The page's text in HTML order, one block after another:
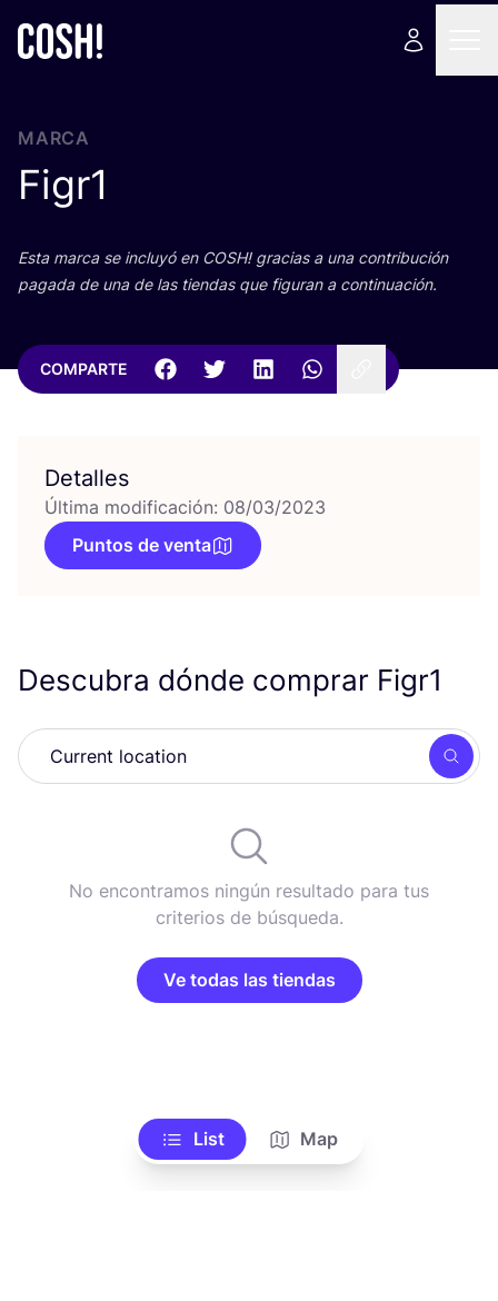
MARCA
Figr1
Esta mar­ca se inclu­yó en COSH! gra­cias a una con­tri­bu­ción
paga­da de una de las tien­das que figu­ran a continuación.
COMPARTE
Detalles
Última modificación: 08/03/2023
Puntos de venta
Descubra dónde comprar Figr1
No encontramos ningún resultado para tus
criterios de búsqueda.
Ve todas las tiendas
List Map